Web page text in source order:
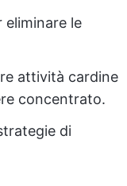
le
attività cardine
concentrato.
di